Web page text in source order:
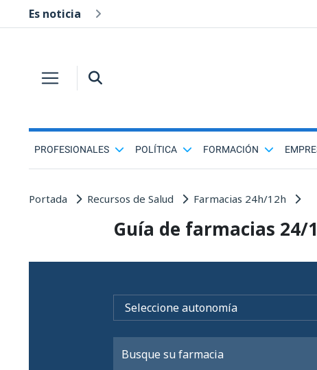
Es noticia
PROFESIONALES POLÍTICA FORMACIÓN
Portada Recursos de Salud Farmacias 24h/12h
Guía de farmacias 24/